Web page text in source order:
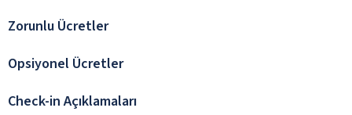
Zorunlu Ücretler
Opsiyonel Ücretler
Check-in Açıklamaları